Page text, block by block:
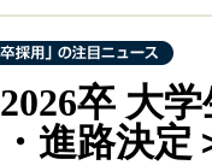
2026卒 大
進路決定